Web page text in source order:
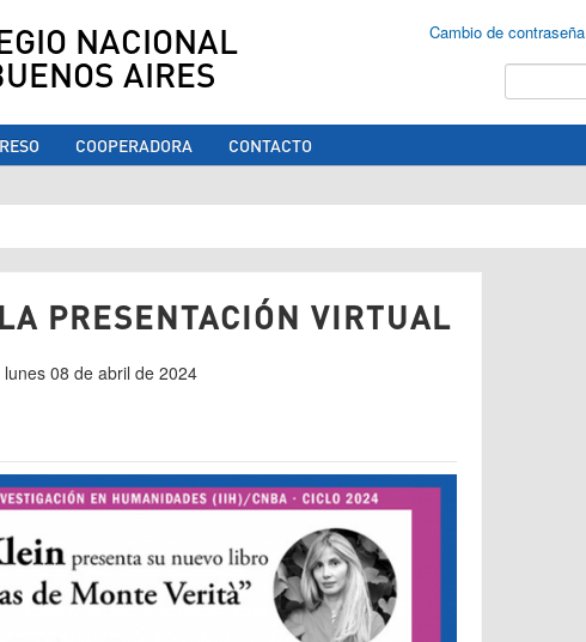
NACIONAL
AIRES
Cambio de contraseña
COOPERADORA CONTACTO
aquí
PRESENTACIÓN VIRTUAL
lunes 08 de abril de 2024